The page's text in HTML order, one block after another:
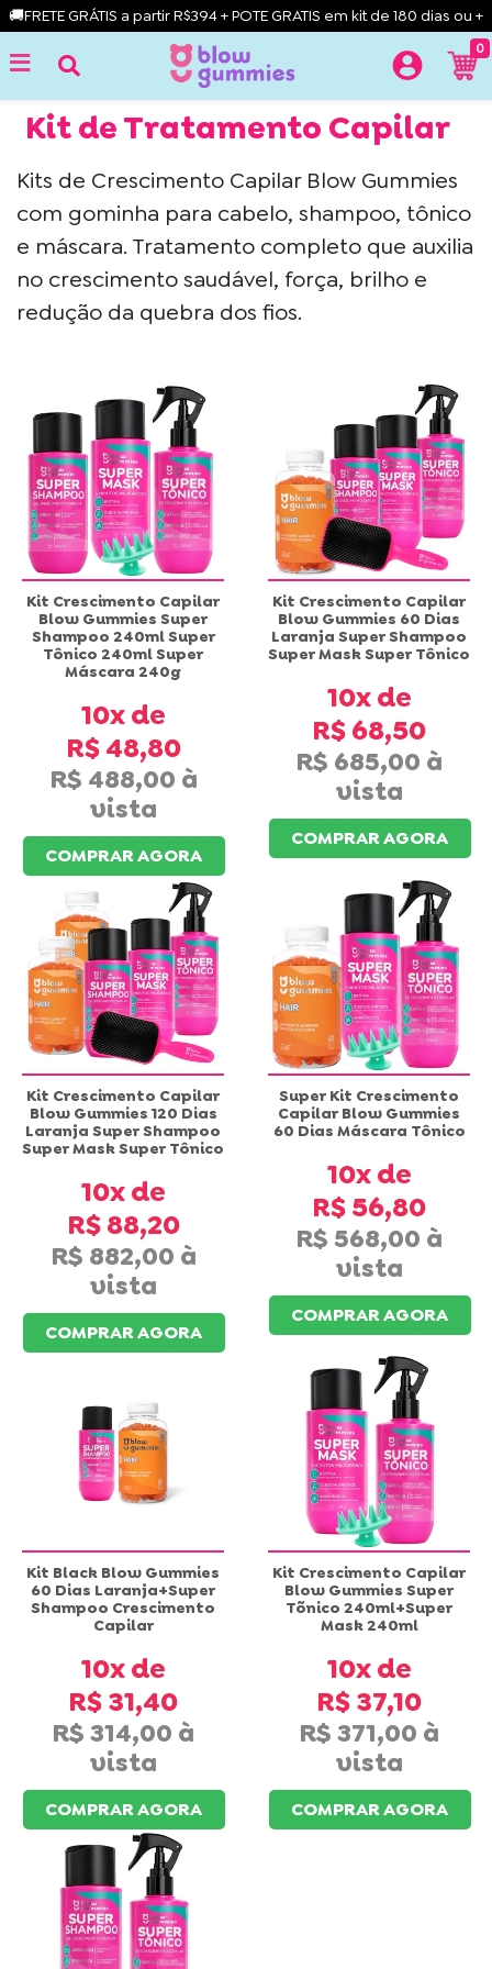
🚚FRETE GRÁTIS a partir R$394 + POTE GRATIS em kit de 180 dias ou +
0
Kit de Tratamento Capilar
Kits de Crescimento Capilar Blow Gummies
com gominha para cabelo, shampoo, tônico
e máscara. Tratamento completo que auxilia
no crescimento saudável, força, brilho e
redução da quebra dos fios.
Kit Crescimento Capilar
Blow Gummies Super
Shampoo 240ml Super
Tônico 240ml Super
Máscara 240g
R$ 488,00
10x
R$ 48,80
COMPRAR AGORA
Kit Crescimento Capilar
Blow Gummies 60 Dias
Laranja Super Shampoo
Super Mask Super Tônico
R$ 685,00
10x
R$ 68,50
COMPRAR AGORA
Kit Crescimento Capilar
Blow Gummies 120 Dias
Laranja Super Shampoo
Super Mask Super Tônico
R$ 882,00
10x
R$ 88,20
COMPRAR AGORA
Super Kit Crescimento
Capilar Blow Gummies
60 Dias Máscara Tônico
R$ 568,00
10x
R$ 56,80
COMPRAR AGORA
Kit Black Blow Gummies
60 Dias Laranja+Super
Shampoo Crescimento
Capilar
R$ 314,00
10x
R$ 31,40
COMPRAR AGORA
Kit Crescimento Capilar
Blow Gummies Super
Tõnico 240ml+Super
Mask 240ml
R$ 371,00
10x
R$ 37,10
COMPRAR AGORA